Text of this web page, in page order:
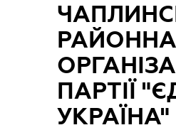
РАЙОННА
ПАРТІЇ
УКРАЇНА"